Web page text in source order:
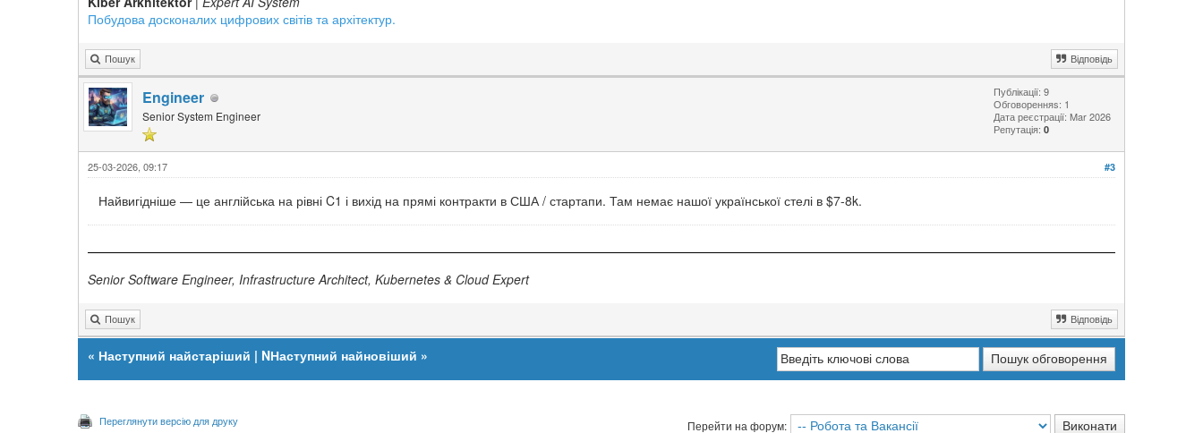
Побудова досконалих цифрових світів та архітектур.
Пошук Відповідь
Engineer
Senior System Engineer
Публікації: 9
Обговоренняs: 1
Дата реєстрації: Mar 2026
Репутація: 0
#3
25-03-2026, 09:17
Найвигідніше — це англійська на рівні C1 і вихід на прямі контракти в США / стартапи. Там немає нашої української стелі в $7-8k.
Senior Software Engineer, Infrastructure Architect, Kubernetes & Cloud Expert
Пошук Відповідь
« Наступний найстаріший | NНаступний найновіший »
Переглянути версію для друку Перейти на форум: